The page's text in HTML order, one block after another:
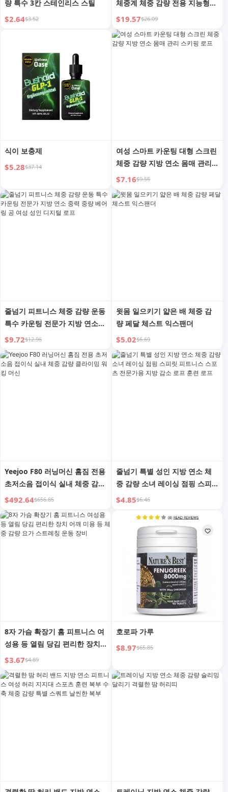
량 특수 3칸 스테인리스 스틸
$2.64$3.52
체중계 체중 감량 전용 지능형
정밀 체중 가정용 기숙사 충전식
$19.57$26.09
식이 보충제
$5.28$37.14
여성 스마트 카운팅 대형 스크린
체중 감량 지방 연소 몸매 관리
스키핑 로프
$7.16$9.55
줄넘기 피트니스 체중 감량 운동
특수 카운팅 전문가 지방 연소
중력 중량 베어링 공 여성 성인
디지털 로프
$9.72$12.96
윗몸 일으키기 얇은 배 체중 감
량 페달 체스트 익스팬더
$5.02$6.69
Yeejoo F80 러닝머신 홈짐 전용
초저소음 접이식 실내 체중 감량
클라이밍 워킹 머신
$492.64$656.85
줄넘기 특별 성인 지방 연소 체
중 감량 소녀 레이싱 점핑 스피
릿 피트니스 스포츠 전문가용 지
$4.85$6.46
8자 가슴 확장기 홈 피트니스 여
성용 등 열림 당김 편리한 장치
어깨 미용 등 체중 감량 요가 스
트레칭 운동 장비
$3.67$4.89
호로파 가루
$8.97$65.85